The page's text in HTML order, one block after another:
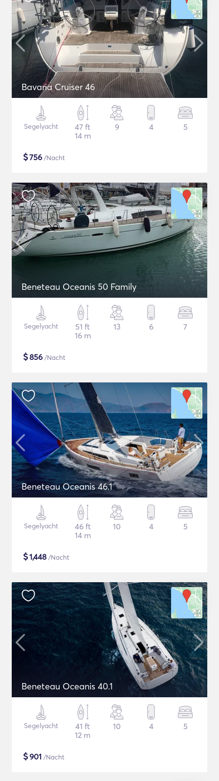
Bavaria Cruiser 46
Segelyacht
47 ft
14 m
9 4 5
$756 /Nacht
Beneteau Oceanis 50 Family
Segelyacht
51 ft
16 m
13 6 7
$856 /Nacht
Beneteau Oceanis 46.1
Segelyacht
46 ft
14 m
10 4 5
$1,448 /Nacht
Beneteau Oceanis 40.1
Segelyacht
41 ft
12 m
10 4 5
$901 /Nacht